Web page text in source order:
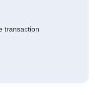
transaction